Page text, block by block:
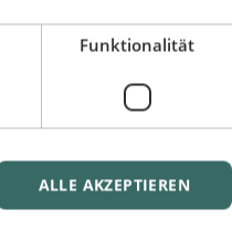
Funktionalität
ALLE AKZEPTIEREN